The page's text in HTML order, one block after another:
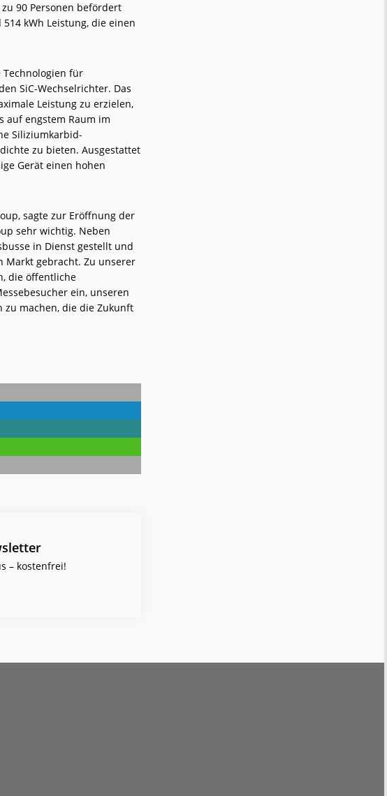
90 Personen befördert
kWh Leistung, die einen
Technologien für
SiC-Wechselrichter. Das
Leistung zu erzielen,
auf engstem Raum im
Siliziumkarbid-
zu bieten. Ausgestattet
Gerät einen hohen
sagte zur Eröffnung der
sehr wichtig. Neben
in Dienst gestellt und
Markt gebracht. Zu unserer
die öffentliche
ein, unseren
zu machen, die die Zukunft
– kostenfrei!